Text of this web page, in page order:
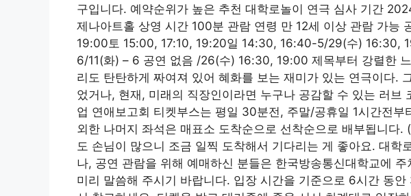
구입니다. 예약순위가 높은 추천 대학로놀이 연극 심사 기간
제나아트홀 상영 시간 100분 관람 연령 만 12세 이상 관람 가능
19:00토 15:00, 17:10, 19:20일 14:30, 16:40-5/29(수) 16:30,
6/11(화) – 6 공연 없음 /26(수) 16:30, 19:00 제목부터 강렬한
리도 탄탄하게 짜여져 있어 혜화를 보는 재미가 있는 연극이다.
었거나, 현재, 미래의 직장인이라면 누구나 공감할 수 있는 러브
업 연애보고회 티켓부스는 평일 30분전, 주말/공휴일 1시간전부
외한 나머지 좌석은 매표소 도착순으로 선착순으로 배부됩니다.
도 손님이 많으니 조금 일찍 도착해서 기다리는 게 좋아요. 대학
나, 공연 관람을 위해 예매하신 분들은 한국방송통신대학교에
미리 말씀해 주시기 바랍니다. 입장 시간을 기준으로 6시간 동